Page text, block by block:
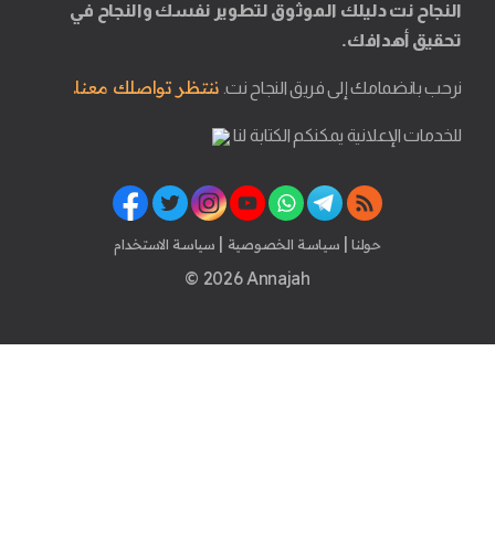
النجاح نت دليلك الموثوق لتطوير نفسك والنجاح في
تحقيق أهدافك.
نرحب بانضمامك إلى فريق النجاح نت. ننتظر تواصلك معنا.
للخدمات الإعلانية يمكنكم الكتابة لنا
حولنا | سياسة الخصوصية | سياسة الاستخدام
© 2026 Annajah